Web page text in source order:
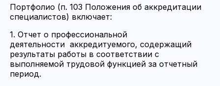
Портфолио (п. 103 Положения об аккредитации
специалистов) включает:
1. Отчет о профессиональной
деятельности аккредитуемого, содержащий
результаты работы в соответствии с
выполняемой трудовой функцией за отчетный
период.